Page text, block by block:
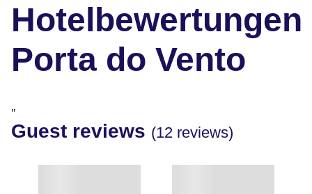
Hotelbewertungen
Porta do Vento
"
Guest reviews (12 reviews)